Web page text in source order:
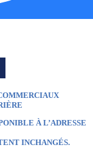
À L’ADRESSE
INCHANGÉS.